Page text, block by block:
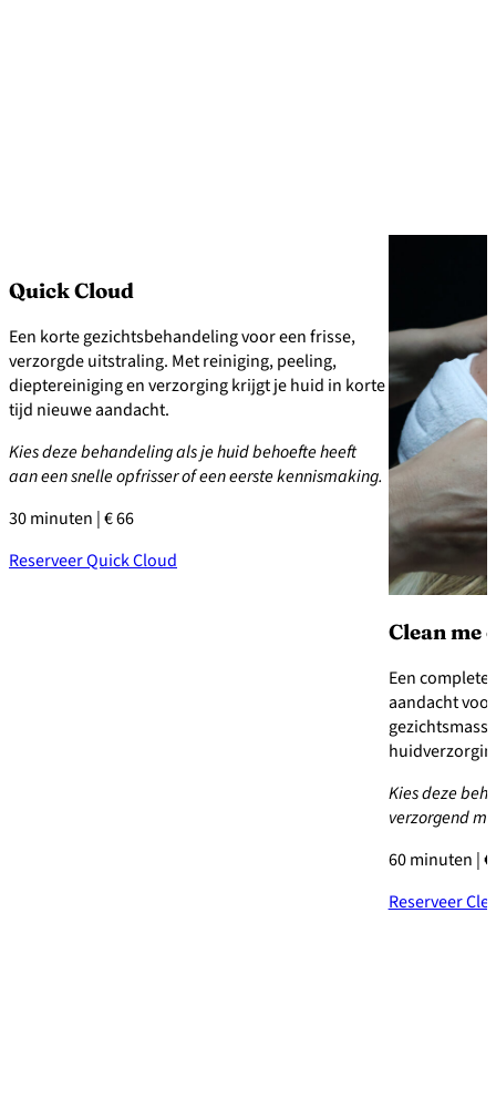
Quick Cloud
Een korte gezichtsbehandeling voor een frisse,
verzorgde uitstraling. Met reiniging, peeling,
dieptereiniging en verzorging krijgt je huid in korte
tijd nieuwe aandacht.
Kies deze behandeling als je huid behoefte heeft
aan een snelle opfrisser of een eerste kennismaking.
30 minuten | € 66
Reserveer Quick Cloud
Clean me
Een
aandacht
Kies deze
verzorgend
60 minuten | €
Reserveer